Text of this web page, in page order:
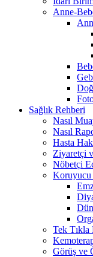
Anne-
Sağlık Rehberi
Nasıl
Nasıl
Hasta
Ziyaretçi
Nöbetçi
Koruyucu
Tek
Görüş ve